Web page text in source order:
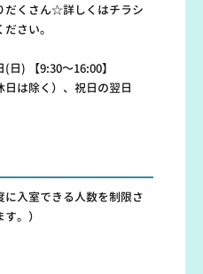
だくさん☆詳しくはチラシ
さい。
日) 【9:30～16:00】
は除く）、祝日の翌日
入室できる人数を制限さ
。）